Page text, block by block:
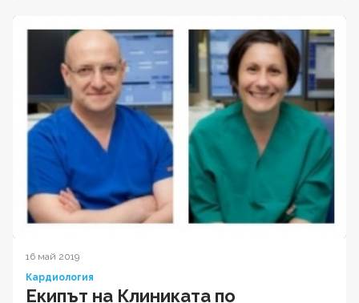
16 май 2019
Кардиология
Екипът на Клиниката по